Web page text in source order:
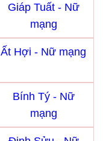
Giáp Tuất - Nữ
mạng
Ất Hợi - Nữ mạng
Bính Tý - Nữ
mạng